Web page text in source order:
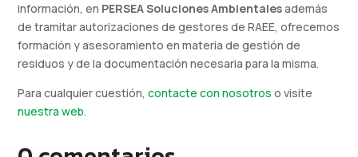
información, en PERSEA Soluciones Ambientalesademás
de tramitar autorizaciones de gestores de RAEE, ofrecemos
formación y asesoramiento en materia de gestión de
residuos y de la documentación necesaria para la misma.
Para cualquier cuestión,contacte con nosotros o visite
nuestra web.